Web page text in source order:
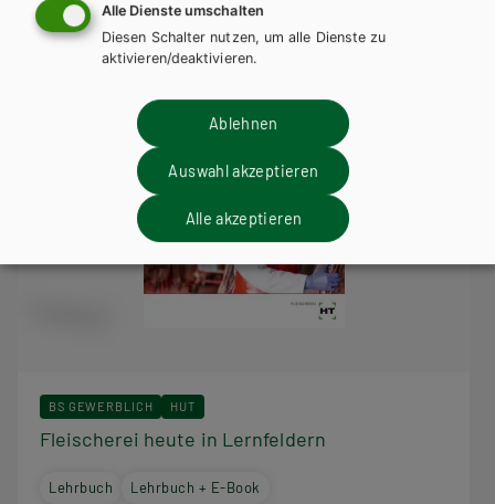
BS GEWERBLICH HUT
Fleischerei heute in Lernfeldern
Lehrbuch Lehrbuch + E-Book
Alle Dienste umschalten
Diesen Schalter nutzen, um alle Dienste zu
aktivieren/deaktivieren.
Ablehnen
Auswahl akzeptieren
Alle akzeptieren